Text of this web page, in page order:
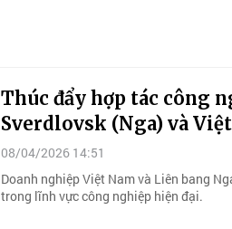
Thúc đẩy hợp tác công
Sverdlovsk (Nga) và
08/04/2026 14:51
Doanh nghiệp Việt Nam và Liên bang
trong lĩnh vực công nghiệp hiện đại.